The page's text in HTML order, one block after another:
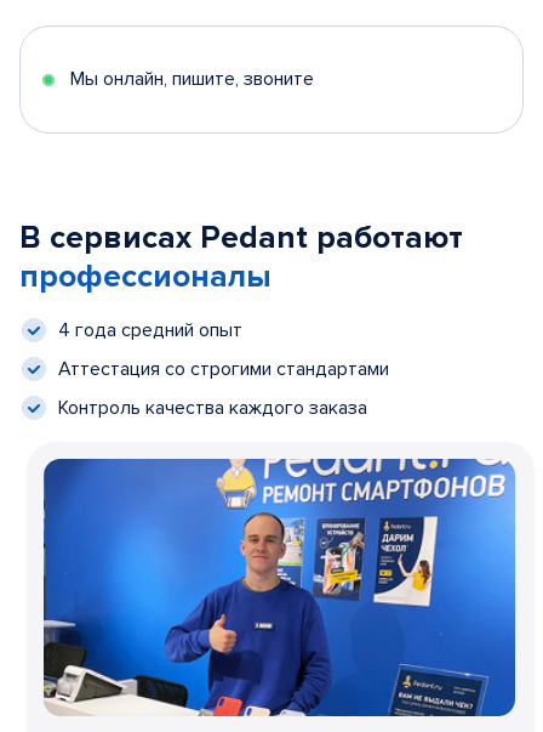
Мы онлайн, пишите, звоните
В сервисах Pedant работают
профессионалы
4 года средний опыт
Аттестация со строгими стандартами
Контроль качества каждого заказа